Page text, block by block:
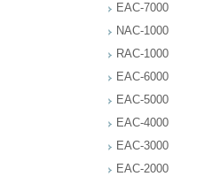
EAC-7000
NAC-1000
RAC-1000
EAC-6000
EAC-5000
EAC-4000
EAC-3000
EAC-2000